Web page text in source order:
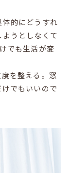
体的にどうすれ
うとしなくて
でも生活が変
を整える。窓
でもいいので